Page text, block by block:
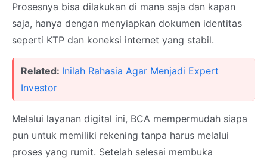
Prosesnya bisa dilakukan di mana saja dan kapan
saja, hanya dengan menyiapkan dokumen identitas
seperti KTP dan koneksi internet yang stabil.
Related: Inilah Rahasia Agar Menjadi Expert
Investor
Melalui layanan digital ini, BCA mempermudah siapa
pun untuk memiliki rekening tanpa harus melalui
proses yang rumit. Setelah selesai membuka